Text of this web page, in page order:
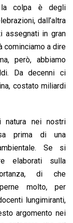
colpa è degli
dall’altra
assegnati in gran
cominciamo a dire
però, abbiamo
Da decenni ci
costato miliardi
natura nei nostri
prima di una
Se si
elaborati sulla
di che
molto, per
lungimiranti,
argomento nei